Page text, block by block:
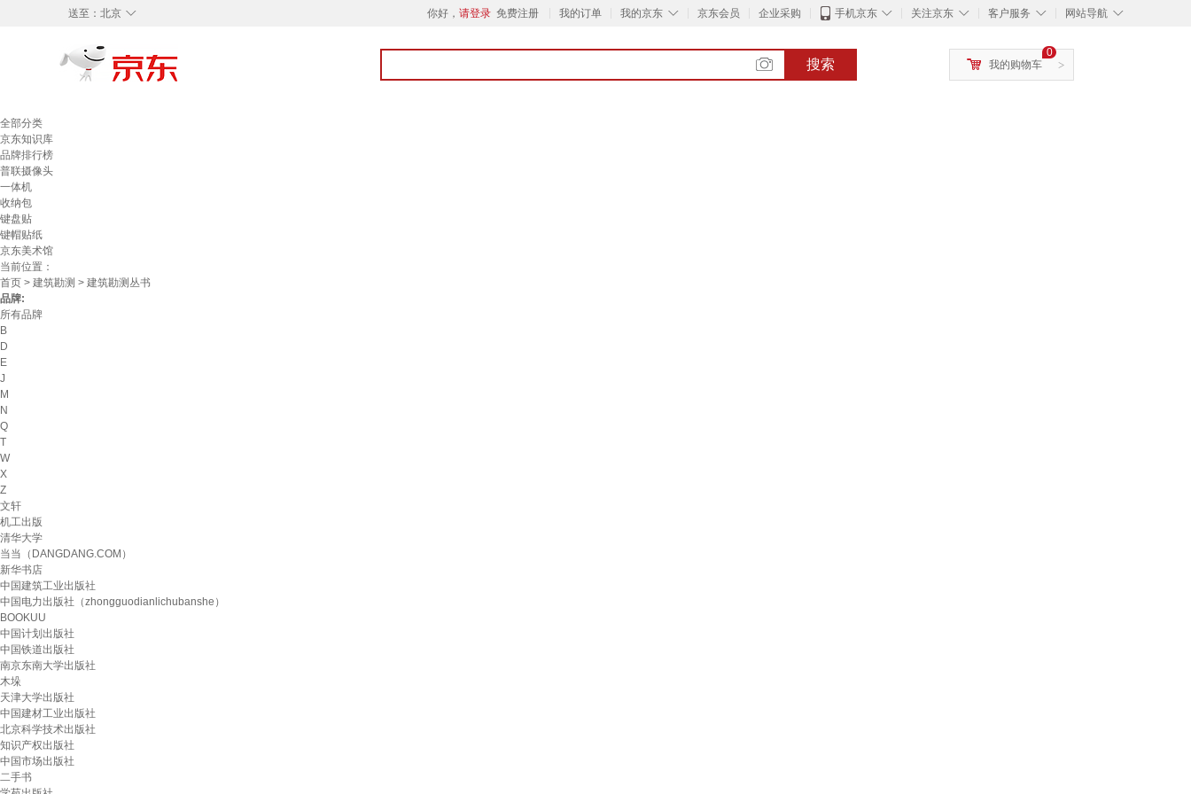
◇
送至： 北京 你好， 请登录 免费注册 我的订单 ◇
我的京东 京东会员 企业采购 ◇
手机京东 ◇
关注京东 ◇
客户服务 ◇
网站导航
搜索 >
0
我的购物车
全部分类
京东知识库
品牌排行榜
普联摄像头
一体机
收纳包
键盘贴
键帽贴纸
京东美术馆
当前位置：
首页 > 建筑勘测 > 建筑勘测丛书
品牌:
所有品牌
B
D
E
J
M
N
Q
T
W
X
Z
文轩
机工出版
清华大学
当当（DANGDANG.COM）
新华书店
中国建筑工业出版社
中国电力出版社（zhongguodianlichubanshe）
BOOKUU
中国计划出版社
中国铁道出版社
南京东南大学出版社
木垛
天津大学出版社
中国建材工业出版社
北京科学技术出版社
知识产权出版社
中国市场出版社
二手书